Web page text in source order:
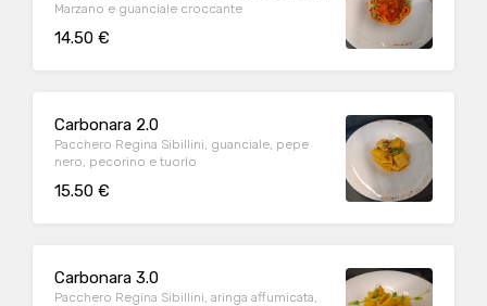
Marzano e guanciale croccante
14.50 €
Carbonara 2.0
Pacchero Regina Sibillini, guanciale, pepe
nero, pecorino e tuorlo
15.50 €
Carbonara 3.0
Pacchero Regina Sibillini, aringa affumicata,